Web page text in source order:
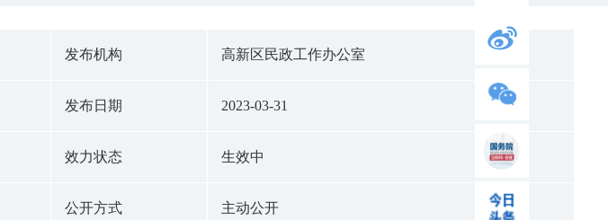
发布机构 高新区民政工作办公室
发布日期 2023-03-31
效力状态 生效中
公开方式 主动公开